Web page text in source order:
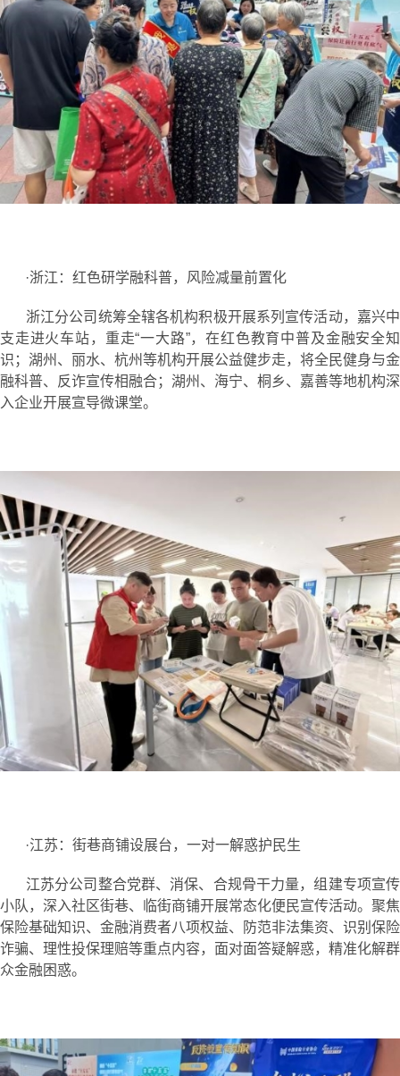
·浙江：红色研学融科普，风险减量前置化
浙江分公司统筹全辖各机构积极开展系列宣传活动，嘉兴中
支走进火车站，重走“一大路”，在红色教育中普及金融安全知
识；湖州、丽水、杭州等机构开展公益健步走，将全民健身与金
融科普、反诈宣传相融合；湖州、海宁、桐乡、嘉善等地机构深
入企业开展宣导微课堂。
·江苏：街巷商铺设展台，一对一解惑护民生
江苏分公司整合党群、消保、合规骨干力量，组建专项宣传
小队，深入社区街巷、临街商铺开展常态化便民宣传活动。聚焦
保险基础知识、金融消费者八项权益、防范非法集资、识别保险
诈骗、理性投保理赔等重点内容，面对面答疑解惑，精准化解群
众金融困惑。